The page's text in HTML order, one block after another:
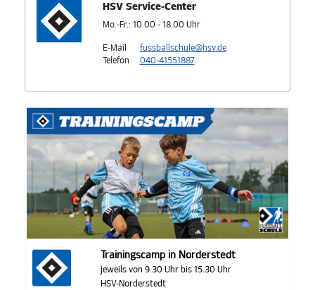
HSV Service-Center
Mo.-Fr.: 10.00 - 18.00 Uhr
E-Mail
fussballschule@hsv.de
Telefon
040-41551887
Trainingscamp in Norderstedt
jeweils von 9.30 Uhr bis 15.30 Uhr
HSV-Norderstedt